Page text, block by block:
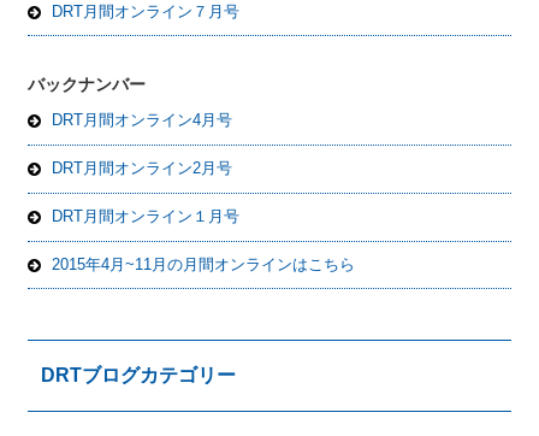
DRT月間オンライン７月号
バックナンバー
DRT月間オンライン4月号
DRT月間オンライン2月号
DRT月間オンライン１月号
2015年4月~11月の月間オンラインはこちら
DRTブログカテゴリー